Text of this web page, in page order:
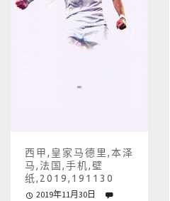
西甲,皇家马德里,本泽
马,法国,手机,壁
纸,2019,191130
2019年11月30日